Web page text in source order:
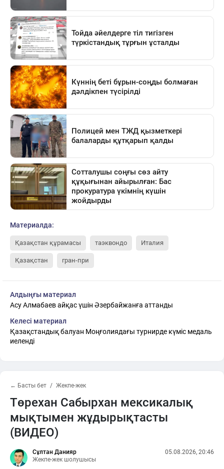
Материалда:
Қазақстан құрамасы таэквондо Италия
Қазақстан гран-при
Алдыңғы материал
Асу Алмабаев айқас үшін Әзербайжанға аттанды
Келесі материал
Қазақстандық балуан Моңғолиядағы турнирде күміс медаль
иеленді
← Басты бет Жекпе-жек
Төрехан Сабырхан мексикалық
мықтымен жұдырықтасты
(ВИДЕО)
Сұлтан Данияр
Жекпе-жек шолушысы
05.08.2026, 20:46